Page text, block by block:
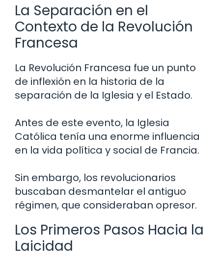
La Separación en el
Contexto de la Revolución
Francesa
La Revolución Francesa fue un punto
de inflexión en la historia de la
separación de la Iglesia y el Estado.
Antes de este evento, la Iglesia
Católica tenía una enorme influencia
en la vida política y social de Francia.
Sin embargo, los revolucionarios
buscaban desmantelar el antiguo
régimen, que consideraban opresor.
Los Primeros Pasos Hacia la
Laicidad